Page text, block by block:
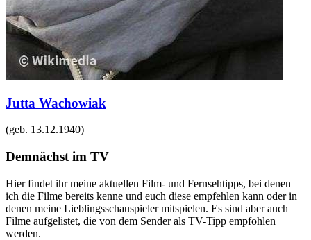
Jutta Wachowiak
(geb. 13.12.1940)
Demnächst im TV
Hier findet ihr meine aktuellen Film- und Fernsehtipps, bei denen
ich die Filme bereits kenne und euch diese empfehlen kann oder in
denen meine Lieblingsschauspieler mitspielen. Es sind aber auch
Filme aufgelistet, die von dem Sender als TV-Tipp empfohlen
werden.